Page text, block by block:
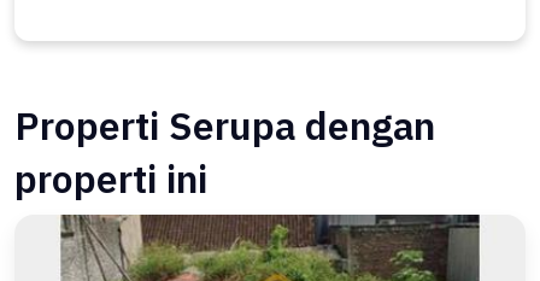
Properti Serupa dengan
properti ini